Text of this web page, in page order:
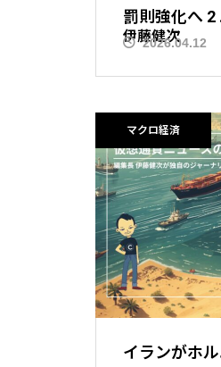
罰則強化へ 2
2026.04.12
伊藤健次
ニュース解説
マクロ経済
イランがホ